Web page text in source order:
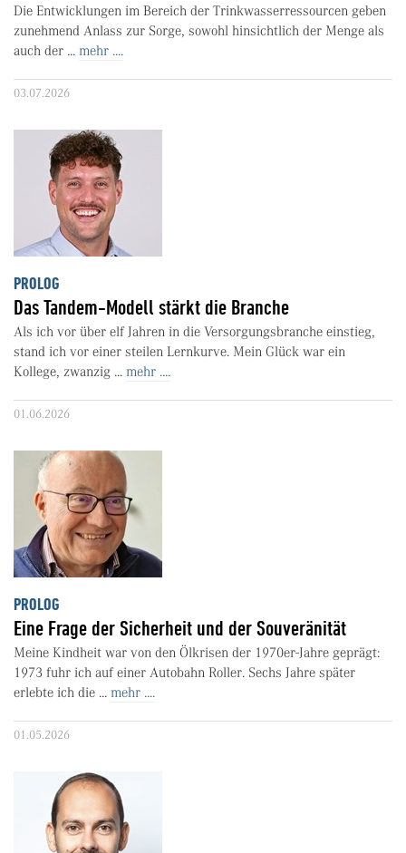
Die Entwicklungen im Bereich der Trinkwasserressourcen geben
zunehmend Anlass zur Sorge, sowohl hinsichtlich der Menge als
auch der ... mehr ....
03.07.2026
PROLOG
Das Tandem-Modell stärkt die Branche
Als ich vor über elf Jahren in die Versorgungsbranche einstieg,
stand ich vor einer steilen Lernkurve. Mein Glück war ein
Kollege, zwanzig ... mehr ....
01.06.2026
PROLOG
Eine Frage der Sicherheit und der Souveränität
Meine Kindheit war von den Ölkrisen der 1970er-Jahre geprägt:
1973 fuhr ich auf einer Autobahn Roller. Sechs Jahre später
erlebte ich die ... mehr ....
01.05.2026